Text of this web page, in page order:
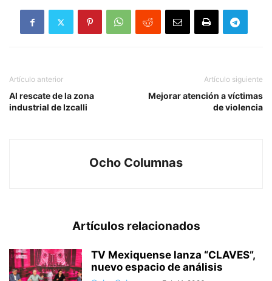
Artículo anterior
Al rescate de la zona
industrial de Izcalli
Artículo siguiente
Mejorar atención a víctimas
de violencia
Ocho Columnas
Artículos relacionados
TV Mexiquense lanza “CLAVES”,
nuevo espacio de análisis